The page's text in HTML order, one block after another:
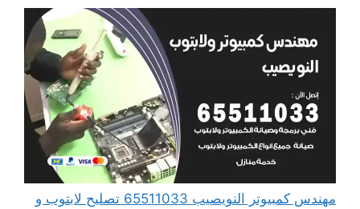
مهندس كمبيوتر النويصيب 65511033 تصليح لابتوب و